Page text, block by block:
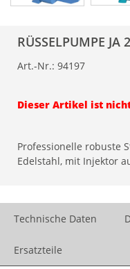
RÜSSELPUMPE JA
Art.-Nr.: 94197
Dieser Artikel ist
Professionelle robuste
Edelstahl, mit Injektor
Technische Daten
Ersatzteile